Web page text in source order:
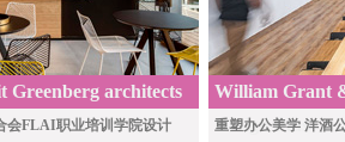
architects
会FLAI职业培训学院设计
William Grant
Design Plus
重塑办公美学 洋酒